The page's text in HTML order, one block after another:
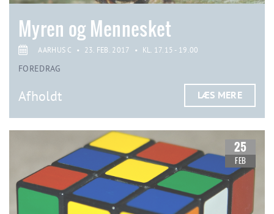
Myren og Mennesket
AARHUS C • 23. FEB. 2017 • KL. 17.15 - 19.00
FOREDRAG
Afholdt LÆS MERE
25
FEB